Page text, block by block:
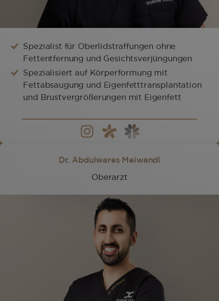
Spezialist für Oberlidstraffungen ohne
Fettentfernung und Gesichtsverjüngungen
Spezialisiert auf Körperformung mit
Fettabsaugung und Eigenfetttransplantation
und Brustvergrößerungen mit Eigenfett
Dr. Abdulwares Meiwandi
Oberarzt